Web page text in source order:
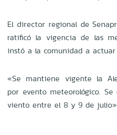
El director regional de
ratificó la vigencia de las
instó a la comunidad a
«Se mantiene vigente la
por evento meteorológico.
viento entre el 8 y 9 de julio»,